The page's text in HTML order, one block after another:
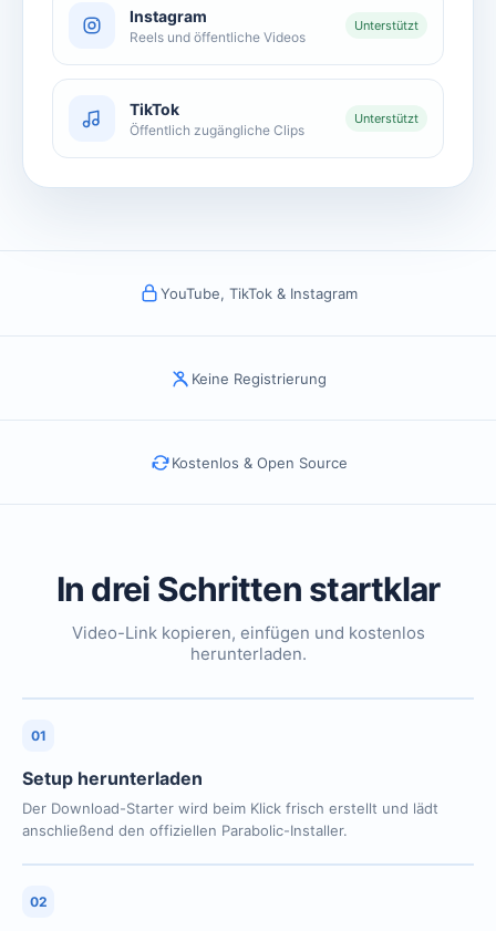
Instagram
Reels und öffentliche Videos
Unterstützt
TikTok
Öffentlich zugängliche Clips
Unterstützt
YouTube, TikTok & Instagram
Keine Registrierung
Kostenlos & Open Source
In drei Schritten startklar
Video-Link kopieren, einfügen und kostenlos
herunterladen.
01
Setup herunterladen
Der Download-Starter wird beim Klick frisch erstellt und lädt
anschließend den offiziellen Parabolic-Installer.
02